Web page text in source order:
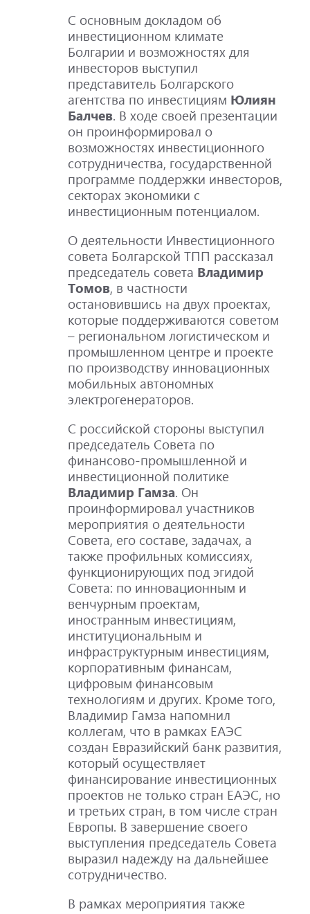
С основным докладом об
инвестиционном климате
Болгарии и возможностях для
инвесторов выступил
представитель Болгарского
агентства по инвестициям Юлиян
Балчев. В ходе своей презентации
он проинформировал о
возможностях инвестиционного
сотрудничества, государственной
программе поддержки инвесторов,
секторах экономики с
инвестиционным потенциалом.
О деятельности Инвестиционного
совета Болгарской ТПП рассказал
председатель совета Владимир
Томов, в частности
остановившись на двух проектах,
которые поддерживаются советом
– региональном логистическом и
промышленном центре и проекте
по производству инновационных
мобильных автономных
электрогенераторов.
С российской стороны выступил
председатель Совета по
финансово-промышленной и
инвестиционной политике
Владимир Гамза. Он
проинформировал участников
мероприятия о деятельности
Совета, его составе, задачах, а
также профильных комиссиях,
функционирующих под эгидой
Совета: по инновационным и
венчурным проектам,
иностранным инвестициям,
институциональным и
инфраструктурным инвестициям,
корпоративным финансам,
цифровым финансовым
технологиям и других. Кроме того,
Владимир Гамза напомнил
коллегам, что в рамках ЕАЭС
создан Евразийский банк развития,
который осуществляет
финансирование инвестиционных
проектов не только стран ЕАЭС, но
и третьих стран, в том числе стран
Европы. В завершение своего
выступления председатель Совета
выразил надежду на дальнейшее
сотрудничество.
В рамках мероприятия также